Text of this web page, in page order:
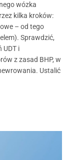
wózka
kilka kroków:
– od tego
Sprawdzić,
UDT i
z zasad BHP, w
Ustalić